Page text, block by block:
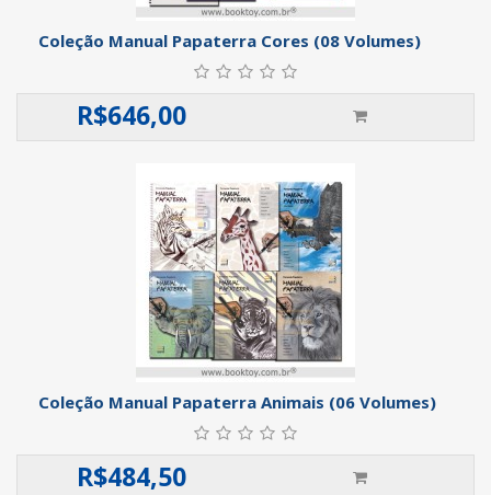
Coleção Manual Papaterra Cores (08 Volumes)
R$646,00
Coleção Manual Papaterra Animais (06 Volumes)
R$484,50